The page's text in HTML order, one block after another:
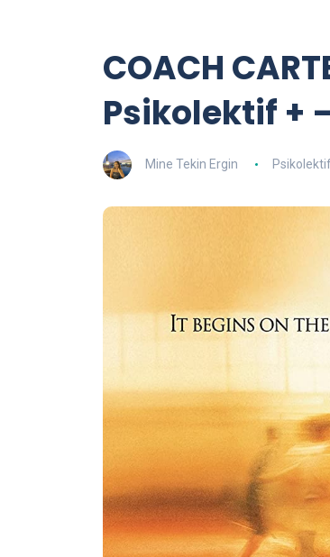
COACH
Psikolektif +
Mine Tekin Ergin